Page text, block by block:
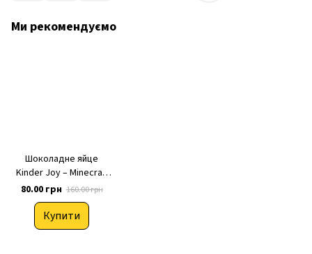
Ми рекомендуємо
Шоколадне яйце
Kinder Joy – Minecraft
Кіндер Джой
Майнкрафт (колекція
2026) 20 г, 1 шт
80.00 грн 160.00 грн
Купити